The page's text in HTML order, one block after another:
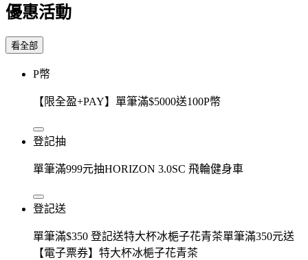
優惠活動
看全部
P幣
【限全盈+PAY】單筆滿$5000送100P幣
登記抽
單筆滿999元抽HORIZON 3.0SC 飛輪健身車
登記送
單筆滿$350 登記送特大杯冰梔子花青茶單筆滿350元送
【電子票券】特大杯冰梔子花青茶